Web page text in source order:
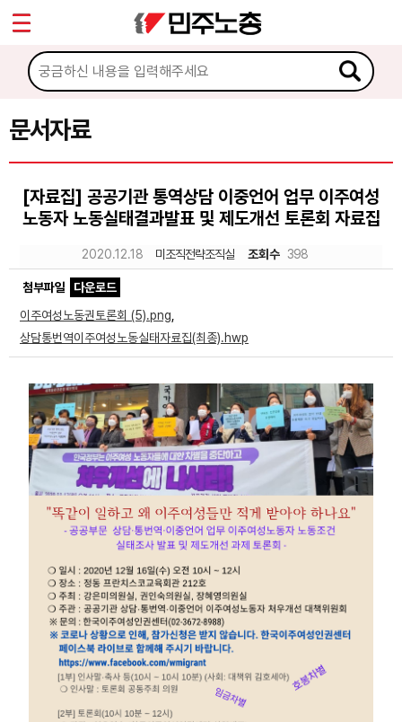
문서자료
[자료집] 공공기관 통역상담 이중언어 업무 이주여성
노동자 노동실태결과발표 및 제도개선 토론회 자료집
2020.12.18 미조직전략조직실 조회수 398
첨부파일
다운로드
이주여성노동권토론회 (5).png
상담통번역이주여성노동실태자료집(최종).hwp
마이페이지
소개
소식
자료
문서자료
이미지자료
미디어자료
부설기관
업무
Sketchbook5, 스케치북5
Sketchbook5, 스케치북5